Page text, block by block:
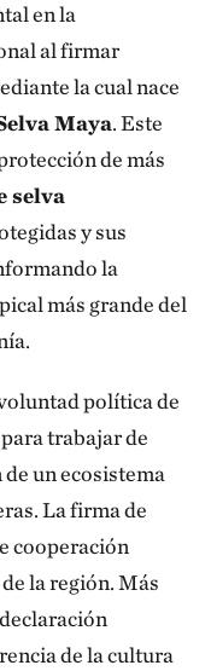
en la
al firmar
la cual nace
Maya. Este
de más
selva
y sus
la
más grande del
política de
trabajar de
un ecosistema
La firma de
cooperación
la región. Más
de la cultura